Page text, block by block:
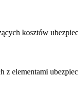
kosztów
elementami